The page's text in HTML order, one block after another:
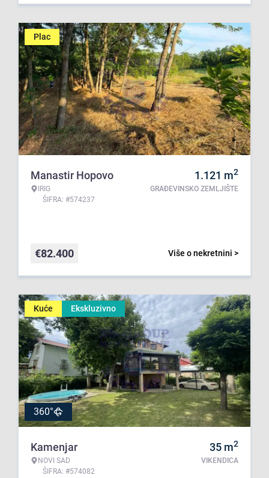
Plac
Manastir Hopovo
IRIG
ŠIFRA: #574237
1.121 m2
GRAĐEVINSKO ZEMLJIŠTE
Više o nekretnini >
€82.400
Kuće Ekskluzivno
360°
Kamenjar
NOVI SAD
ŠIFRA: #574082
35 m2
VIKENDICA